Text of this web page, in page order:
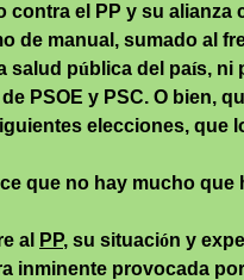
contra el PP y su alianza
de manual, sumado al
salud pú blica del país, ni
PSOE y PSC. O bien,
elecciones, que
que no hay mucho que
al PP, su situación y
inminente provocada